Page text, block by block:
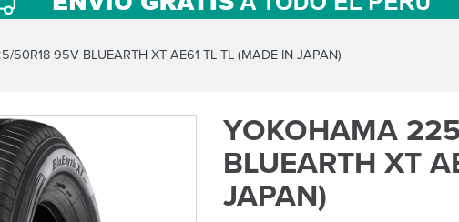
50R18 95V BLUEARTH XT AE61 TL TL (MADE IN JAPAN)
YOKOHAMA
BLUEARTH XT
JAPAN)